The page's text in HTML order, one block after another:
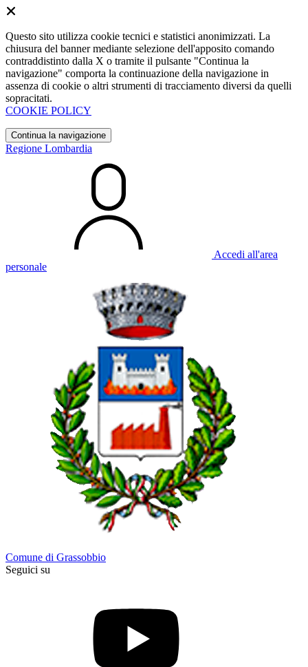
Questo sito utilizza cookie tecnici e statistici anonimizzati. La
chiusura del banner mediante selezione dell'apposito comando
contraddistinto dalla X o tramite il pulsante "Continua la
navigazione" comporta la continuazione della navigazione in
assenza di cookie o altri strumenti di tracciamento diversi da quelli
sopracitati.
COOKIE POLICY
Continua la navigazione
Regione Lombardia
Accedi all'area
personale
Comune di Grassobbio
Seguici su